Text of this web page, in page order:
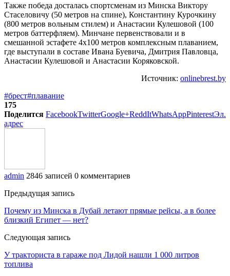
Также победа досталась спортсменам из Минска Виктору
Стаселовичу (50 метров на спине), Константину Курочкину
(800 метров вольным стилем) и Анастасии Кулешовой (100
метров баттерфляем). Минчане первенствовали и в
смешанной эстафете 4х100 метров комплексным плаванием,
где выступали в составе Ивана Буевича, Дмитрия Павловца,
Анастасии Кулешовой и Анастасии Коряковской.
Источник: onlinebrest.by
#брест#плавание
175
Поделится FacebookTwitterGoogle+ReddItWhatsAppPinterestЭл.
адрес
admin 2846 записей 0 комментариев
Предыдущая запись
Почему из Минска в Дубай летают прямые рейсы, а в более
близкий Египет — нет?
Следующая запись
У тракториста в гараже под Лидой нашли 1 000 литров
топлива